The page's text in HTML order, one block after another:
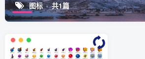
图标 共1篇